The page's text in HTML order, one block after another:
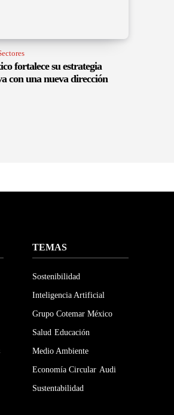
fortalece su estrategia
con una nueva dirección
TEMAS
Sostenibilidad
Inteligencia Artificial
Grupo Cotemar México
Salud Educación
Medio Ambiente
Economía Circular Audi
Sustentabilidad